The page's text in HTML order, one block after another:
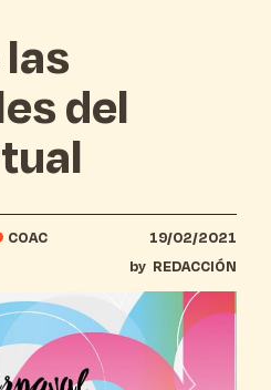
del
COAC
19/02/2021
by REDACCIÓN